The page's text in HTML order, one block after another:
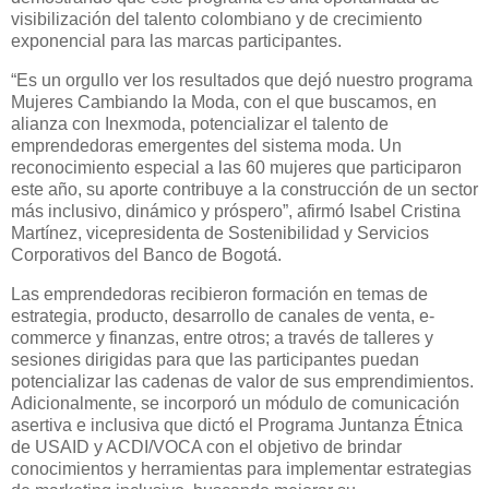
visibilización del talento colombiano y de crecimiento
exponencial para las marcas participantes.
“Es un orgullo ver los resultados que dejó nuestro programa
Mujeres Cambiando la Moda, con el que buscamos, en
alianza con Inexmoda, potencializar el talento de
emprendedoras emergentes del sistema moda. Un
reconocimiento especial a las 60 mujeres que participaron
este año, su aporte contribuye a la construcción de un sector
más inclusivo, dinámico y próspero”, afirmó Isabel Cristina
Martínez, vicepresidenta de Sostenibilidad y Servicios
Corporativos del Banco de Bogotá.
Las emprendedoras recibieron formación en temas de
estrategia, producto, desarrollo de canales de venta, e-
commerce y finanzas, entre otros; a través de talleres y
sesiones dirigidas para que las participantes puedan
potencializar las cadenas de valor de sus emprendimientos.
Adicionalmente, se incorporó un módulo de comunicación
asertiva e inclusiva que dictó el Programa Juntanza Étnica
de USAID y ACDI/VOCA con el objetivo de brindar
conocimientos y herramientas para implementar estrategias